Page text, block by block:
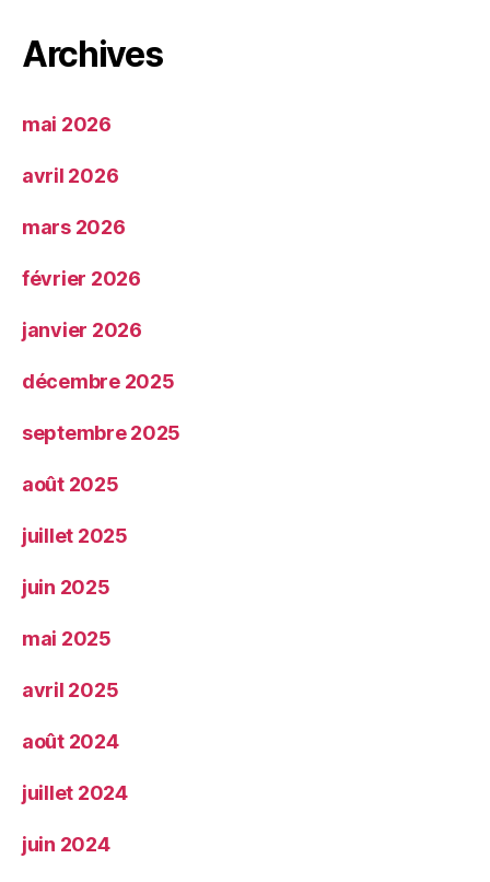
Archives
mai 2026
avril 2026
mars 2026
février 2026
janvier 2026
décembre 2025
septembre 2025
août 2025
juillet 2025
juin 2025
mai 2025
avril 2025
août 2024
juillet 2024
juin 2024